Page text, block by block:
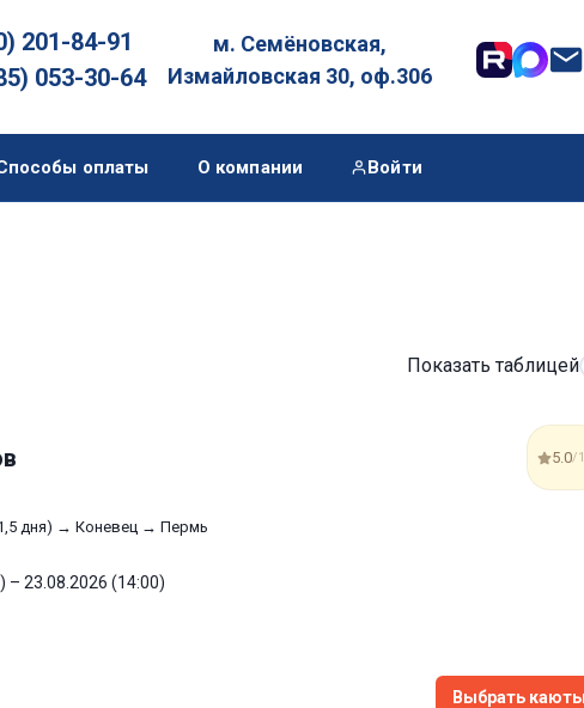
201-84-91
053-30-64
м. Семёновская,
Измайловская 30, оф.306
оплаты О компании Войти
Показать таблицей
5.0/
дня) → Коневец → Пермь
– 23.08.2026 (14:00)
Выбрать